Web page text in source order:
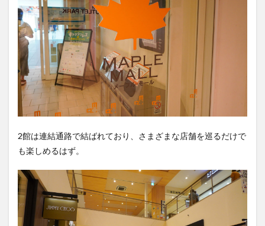
2館は連結通路で結ばれており、さまざまな店舗を巡るだけで
も楽しめるはず。